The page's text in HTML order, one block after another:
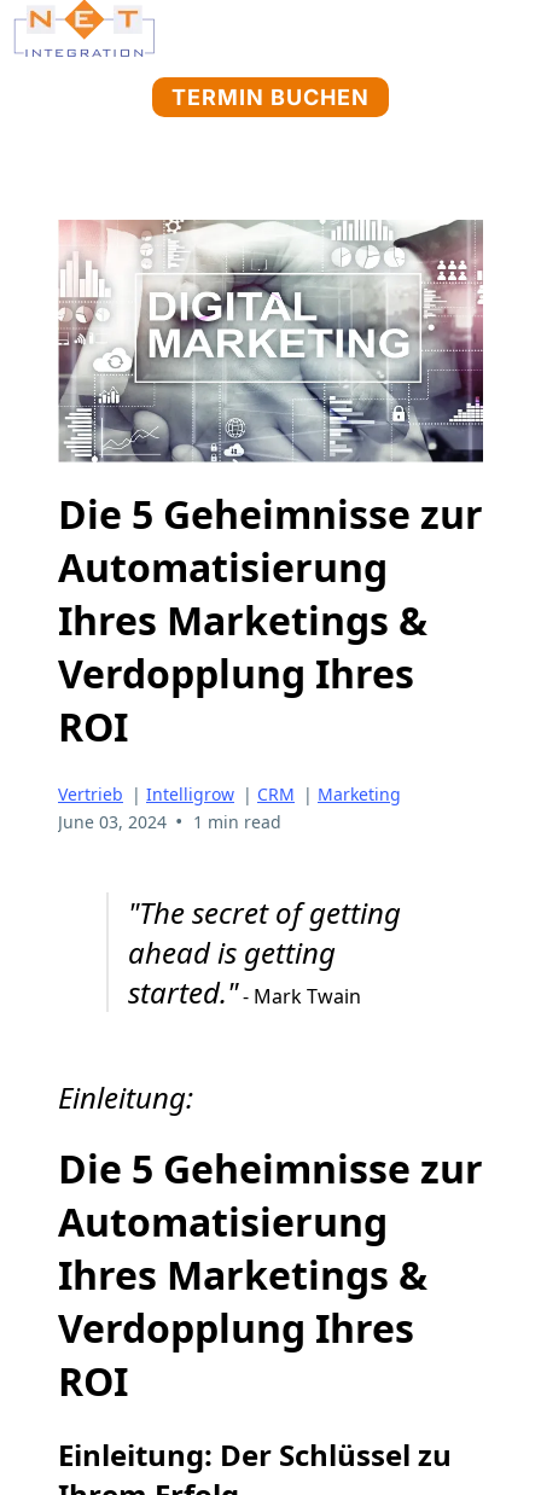
TERMIN BUCHEN
Die 5 Geheimnisse zur
Automatisierung
Ihres Marketings &
Verdopplung Ihres
ROI
Vertrieb | Intelligrow | CRM | Marketing
June 03, 2024 • 1 min read
"The secret of getting
ahead is getting
started."- Mark Twain
Einleitung:
Die 5 Geheimnisse zur
Automatisierung
Ihres Marketings &
Verdopplung Ihres
ROI
Einleitung: Der Schlüssel zu